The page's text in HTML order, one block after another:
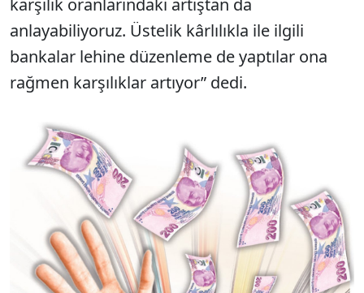
anlayabiliyoruz. Üstelik kârlılıkla ile ilgili
bankalar lehine düzenleme de yaptılar ona
rağmen karşılıklar artıyor” dedi.